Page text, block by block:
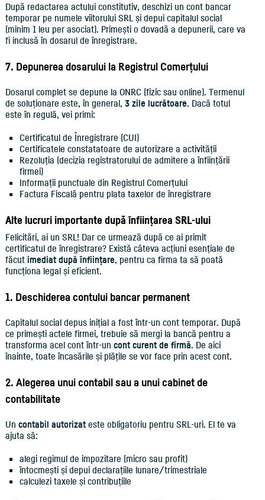
După redactarea actului constitutiv, deschizi un cont bancar
temporar pe numele viitorului SRL și depui capitalul social
(minim 1 leu per asociat). Primești o dovadă a depunerii, care va
fi inclusă în dosarul de înregistrare.
7. Depunerea dosarului la Registrul Comerțului
Dosarul complet se depune la ONRC (fizic sau online). Termenul
de soluționare este, în general, 3 zile lucrătoare. Dacă totul
este în regulă, vei primi:
Certificatul de Înregistrare (CUI)
Certificatele constatatoare de autorizare a activității
Rezoluția (decizia registratorului de admitere a înființării
firmei)
Informații punctuale din Registrul Comerțului
Factura Fiscală pentru plata taxelor de înregistrare
Alte lucruri importante după înființarea SRL-ului
Felicitări, ai un SRL! Dar ce urmează după ce ai primit
certificatul de înregistrare? Există câteva acțiuni esențiale de
făcut imediat după înființare, pentru ca firma ta să poată
funcționa legal și eficient.
1. Deschiderea contului bancar permanent
Capitalul social depus inițial a fost într-un cont temporar. După
ce primești actele firmei, trebuie să mergi la bancă pentru a
transforma acel cont într-un cont curent de firmă. De aici
înainte, toate încasările și plățile se vor face prin acest cont.
2. Alegerea unui contabil sau a unui cabinet de
contabilitate
Un contabil autorizateste obligatoriu pentru SRL-uri. El te va
ajuta să:
alegi regimul de impozitare (micro sau profit)
întocmești și depui declarațiile lunare/trimestriale
calculezi taxele și contribuțiile